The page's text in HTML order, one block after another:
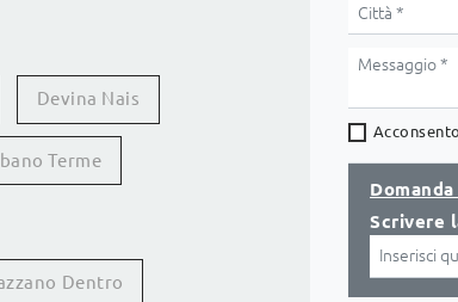
Devina Nais
Terme
Dentro
Scrivere